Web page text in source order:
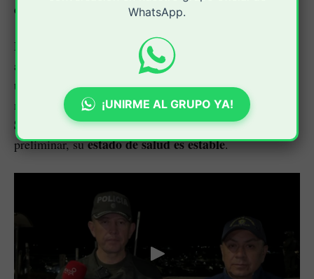
completamente incinerado.
Las víctimas reciben atención médica en centros
asistenciales de la ciudad. Uno de los heridos fue
trasladado alHospital Universitario San José
mientras que los otros tres permanecen en el
Hospital
Susana López de Valencia. Según el parte médico
preliminar, suestado de salud es estable.
WhatsApp.
¡UNIRME AL GRUPO YA!